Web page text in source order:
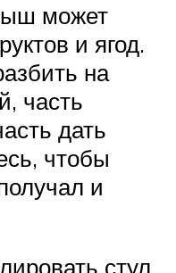
может
и ягод.
на
часть
дать
чтобы
и
стул